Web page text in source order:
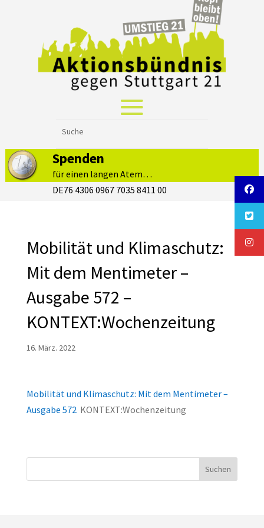
Spenden
für einen langen Atem…
DE76 4306 0967 7035 8411 00
Mobilität und Klimaschutz:
Mit dem Mentimeter –
Ausgabe 572 –
KONTEXT:Wochenzeitung
16. März. 2022
Mobilität und Klimaschutz: Mit dem Mentimeter –
Ausgabe 572 KONTEXT:Wochenzeitung
Suchen